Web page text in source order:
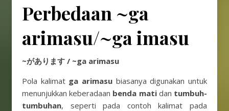
Perbedaan ~ga
arimasu/~ga imasu
~があります / ~ga arimasu
Pola kalimat ga arimasu biasanya digunakan untuk
menunjukkan keberadaan benda mati dan tumbuh-
tumbuhan, seperti pada contoh kalimat pada